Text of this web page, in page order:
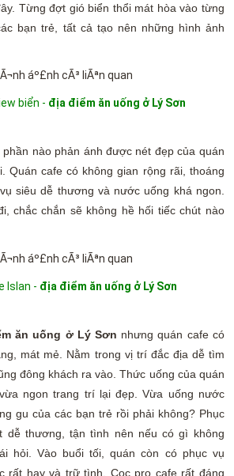
Từng đợt gió biển thổi mát hòa vào từng
bạn trẻ, tất cả tạo nên những hình ảnh
biển - địa điểm ăn uống ở Lý Sơn
nào phản ánh được nét đẹp của quán
Quán cafe có không gian rộng rãi, thoáng
siêu dễ thương và nước uống khá ngon.
chắc chắn sẽ không hề hối tiếc chút nào
Islan - địa điểm ăn uống ở Lý Sơn
ăn uống ở Lý Sơn nhưng quán cafe có
mát mẻ. Nằm trong vị trí đắc địa dễ tìm
đông khách ra vào. Thức uống của quán
ngon trang trí lại đẹp. Vừa uống nước
gu của các bạn trẻ rồi phải không? Phục
dễ thương, tận tình nên nếu có gì không
hỏi. Vào buổi tối, quán còn có phục vụ
rất hay và trữ tình. Coc pro cafe rất đáng